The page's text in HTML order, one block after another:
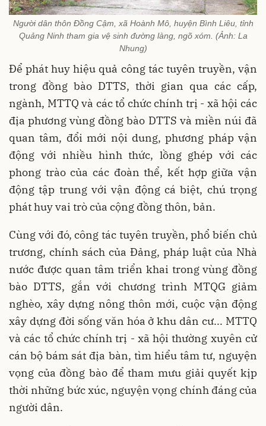
Người dân thôn Đồng Cậm, xã Hoành Mô, huyện Bình Liêu, tỉnh
Quảng Ninh tham gia vệ sinh đường làng, ngõ xóm. (Ảnh: La
Nhung)
Để phát huy hiệu quả công tác tuyên truyền, vận
trong đồng bào DTTS, thời gian qua các cấp,
ngành, MTTQ và các tổ chức chính trị - xã hội các
địa phương vùng đồng bào DTTS và miền núi đã
quan tâm, đổi mới nội dung, phương pháp vận
động với nhiều hình thức, lồng ghép với các
phong trào của các đoàn thể, kết hợp giữa vận
động tập trung với vận động cá biệt, chú trọng
phát huy vai trò của cộng đồng thôn, bản.
Cùng với đó, công tác tuyên truyền, phổ biến chủ
trương, chính sách của Đảng, pháp luật của Nhà
nước được quan tâm triển khai trong vùng đồng
bào DTTS, gắn với chương trình MTQG giảm
nghèo, xây dựng nông thôn mới, cuộc vận động
xây dựng đời sống văn hóa ở khu dân cư... MTTQ
và các tổ chức chính trị - xã hội thường xuyên cử
cán bộ bám sát địa bàn, tìm hiểu tâm tư, nguyện
vọng của đồng bào để tham mưu giải quyết kịp
thời những bức xúc, nguyện vọng chính đáng của
người dân.